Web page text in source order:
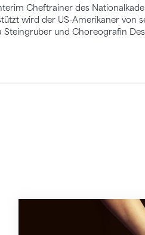
Cheftrainer des
wird der US-Amerikaner von
Steingruber und Choreografin
US-Trainerduo und